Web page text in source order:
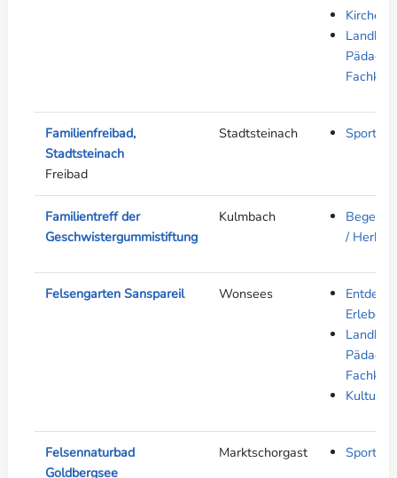
Kirche
Familienfreibad,
Stadtsteinach
Freibad
Stadtsteinach Sport &
Familientreff der
Geschwistergummistiftung
Kulmbach
/
Felsengarten Sanspareil Wonsees
Erleben
Kultur
Felsennaturbad
Goldbergsee
Marktschorgast Sport &